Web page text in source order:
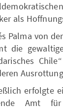
als
Palma von
die
erfolgte
Amt